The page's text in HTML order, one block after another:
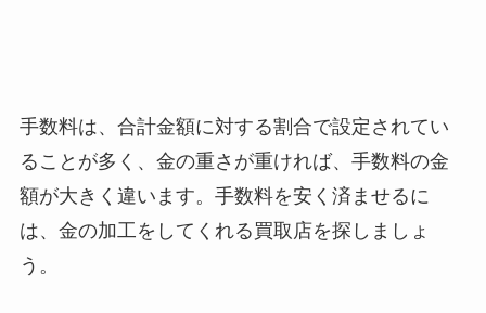
手数料は、合計金額に対する割合で設定されてい
ることが多く、金の重さが重ければ、手数料の金
額が大きく違います。手数料を安く済ませるに
は、金の加工をしてくれる買取店を探しましょ
う。